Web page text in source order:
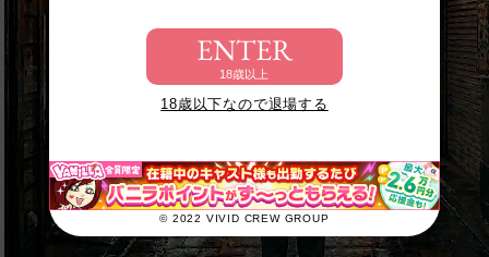
ENTER
18歳以上
18歳以下なので退場する
© 2022 VIVID CREW GROUP